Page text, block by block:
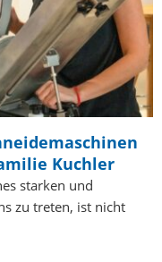
Kuchler
starken und
zu treten, ist nicht